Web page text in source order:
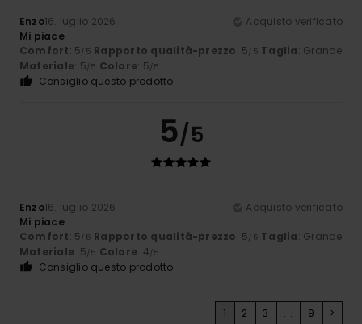
Enzo16. luglio 2026
Acquisto verificato
Mi piace
Comfort: 5/5 Rapporto qualità-prezzo: 5/5 Taglia: Grande
Materiale: 5/5 Colore: 5/5
Consiglio questo prodotto
5/5
Enzo16. luglio 2026
Acquisto verificato
Mi piace
Comfort: 5/5 Rapporto qualità-prezzo: 5/5 Taglia: Grande
Materiale: 5/5 Colore: 4/5
Consiglio questo prodotto
1 2 3 ... 9 >